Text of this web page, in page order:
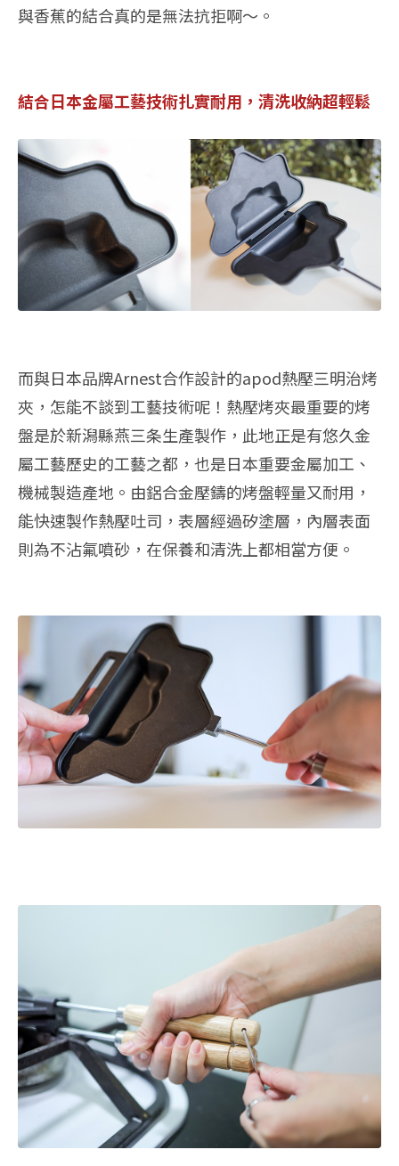
與香蕉的結合真的是無法抗拒啊～。
結合日本金屬工藝技術扎實耐用，清洗收納超輕鬆
而與日本品牌Arnest合作設計的apod熱壓三明治烤
夾，怎能不談到工藝技術呢！熱壓烤夾最重要的烤
盤是於新潟縣燕三条生產製作，此地正是有悠久金
屬工藝歷史的工藝之都，也是日本重要金屬加工、
機械製造產地。由鋁合金壓鑄的烤盤輕量又耐用，
能快速製作熱壓吐司，表層經過矽塗層，內層表面
則為不沾氟噴砂，在保養和清洗上都相當方便。